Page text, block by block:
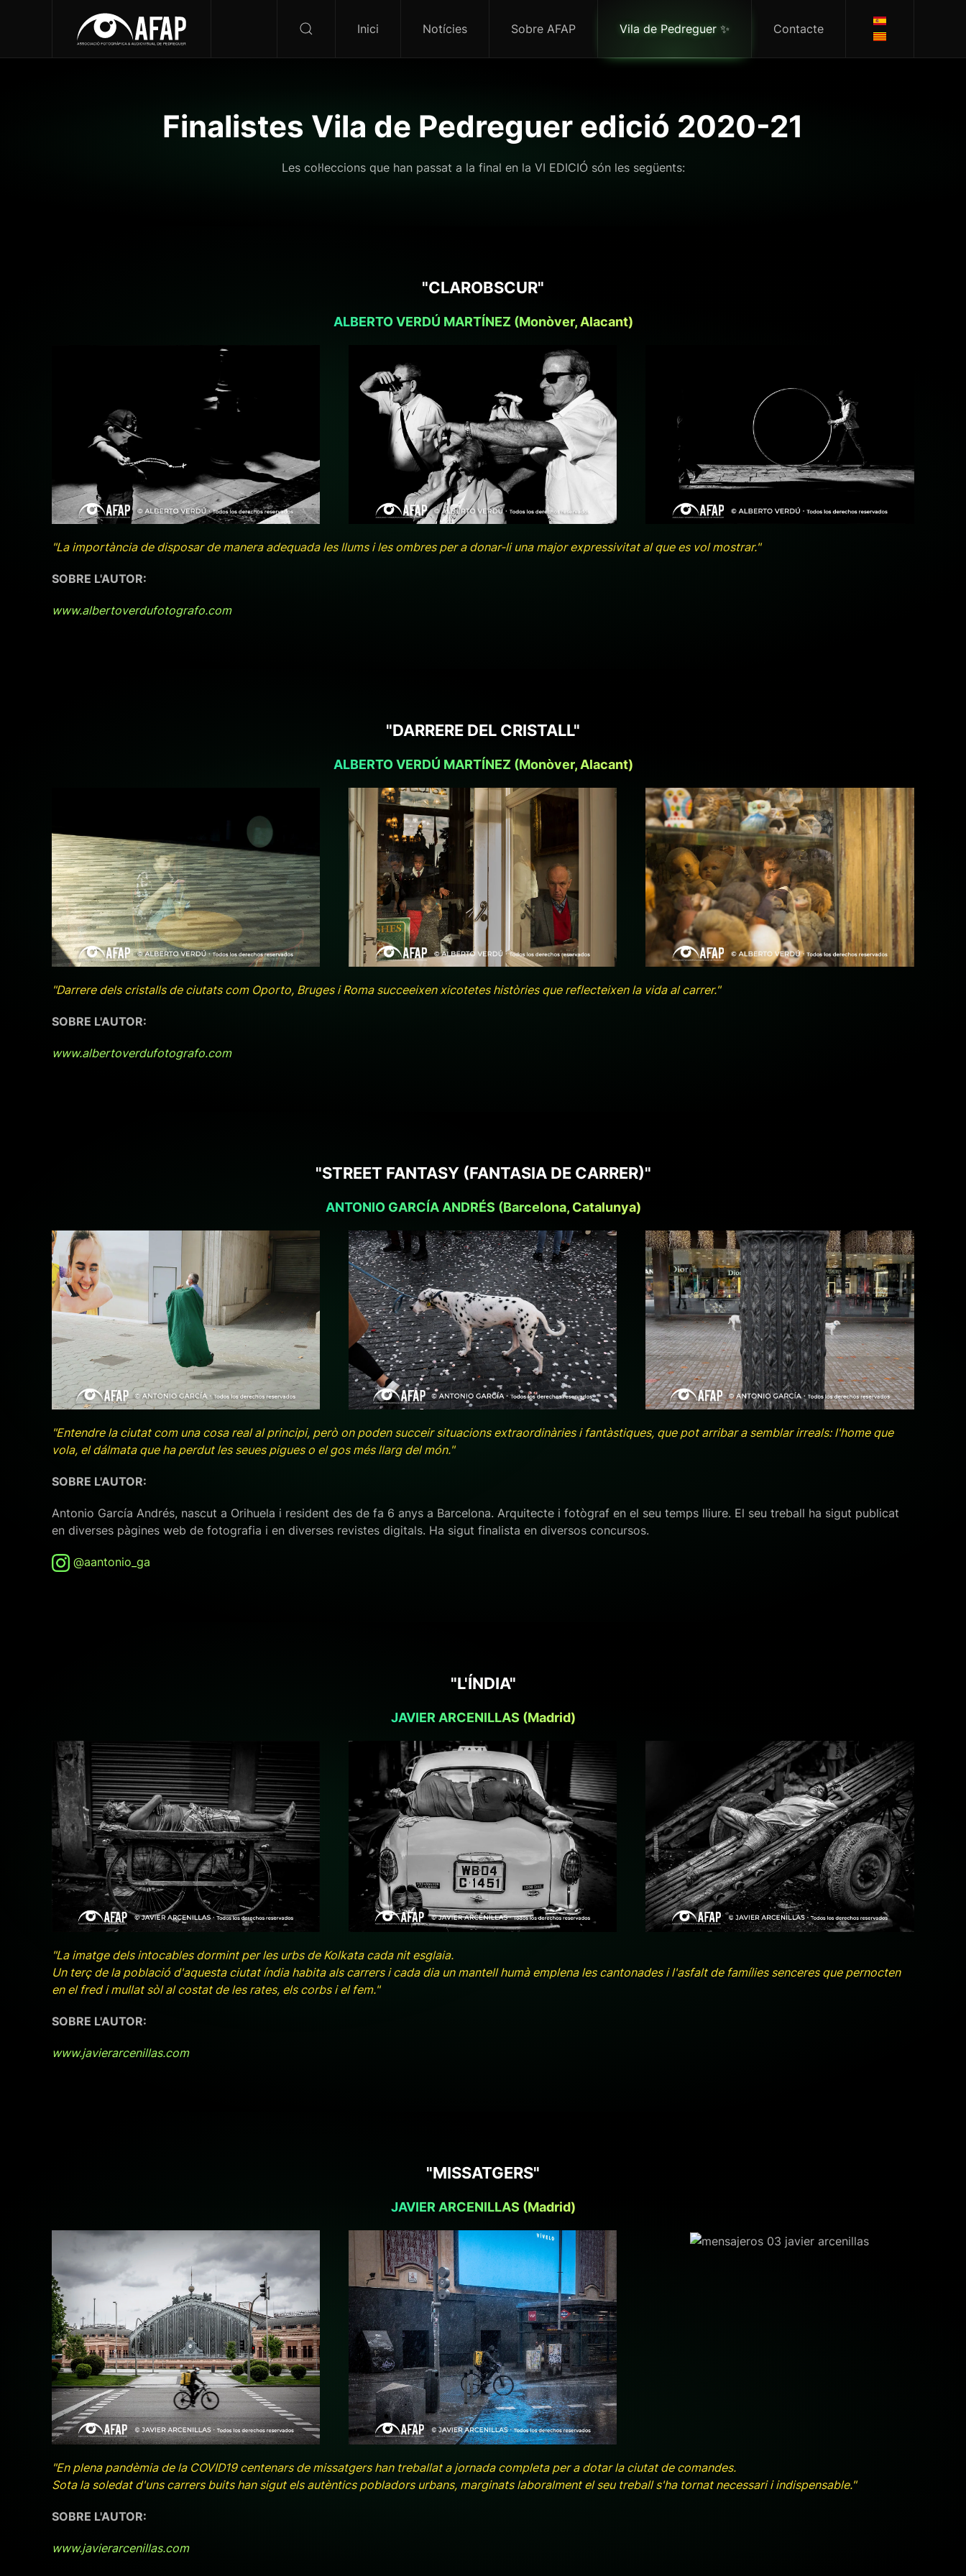
Inici Notícies Sobre AFAP Vila de Pedreguer ✨ Contacte
Finalistes Vila de Pedreguer edició 2020-21
Les col·leccions que han passat a la final en la VI EDICIÓ són les següents:
"CLAROBSCUR"
ALBERTO VERDÚ MARTÍNEZ (Monòver, Alacant)
+ ampliar + ampliar + ampliar
"La importància de disposar de manera adequada les llums i les ombres per a donar-li una major expressivitat al que es vol mostrar."
SOBRE L'AUTOR:
www.albertoverdufotografo.com
"DARRERE DEL CRISTALL"
ALBERTO VERDÚ MARTÍNEZ (Monòver, Alacant)
+ ampliar + ampliar + ampliar
"Darrere dels cristalls de ciutats com Oporto, Bruges i Roma succeeixen xicotetes històries que reflecteixen la vida al carrer."
SOBRE L'AUTOR:
www.albertoverdufotografo.com
"STREET FANTASY (FANTASIA DE CARRER)"
ANTONIO GARCÍA ANDRÉS (Barcelona, Catalunya)
+ ampliar + ampliar + ampliar
"Entendre la ciutat com una cosa real al principi, però on poden succeir situacions extraordinàries i fantàstiques, que pot arribar a semblar irreals: l'home que
vola, el dálmata que ha perdut les seues pigues o el gos més llarg del món."
SOBRE L'AUTOR:
Antonio García Andrés, nascut a Orihuela i resident des de fa 6 anys a Barcelona. Arquitecte i fotògraf en el seu temps lliure. El seu treball ha sigut publicat
en diverses pàgines web de fotografia i en diverses revistes digitals. Ha sigut finalista en diversos concursos.
@aantonio_ga
"L'ÍNDIA"
JAVIER ARCENILLAS (Madrid)
+ ampliar + ampliar
"La imatge dels intocables dormint per les urbs de Kolkata cada nit esglaia.
Un terç de la població d'aquesta ciutat índia habita als carrers i cada dia un mantell humà emplena les cantonades i l'asfalt de famílies senceres que pernocten
en el fred i mullat sòl al costat de les rates, els corbs i el fem."
SOBRE L'AUTOR:
www.javierarcenillas.com
"MISSATGERS"
JAVIER ARCENILLAS (Madrid)
+ ampliar + ampliar
+ ampliar
"En plena pandèmia de la COVID19 centenars de missatgers han treballat a jornada completa per a dotar la ciutat de comandes.
Sota la soledat d'uns carrers buits han sigut els autèntics pobladors urbans, marginats laboralment el seu treball s'ha tornat necessari i indispensable."
SOBRE L'AUTOR:
www.javierarcenillas.com